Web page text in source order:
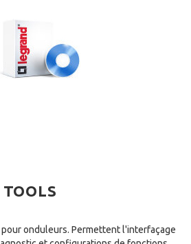
onduleurs. Permettent l'interfaçage